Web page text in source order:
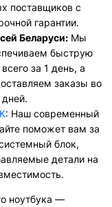
поставщиков с
гарантии.
Беларуси: Мы
быструю
за 1 день, а
заказы во
: Наш современный
поможет вам за
блок,
детали на
ноутбука —